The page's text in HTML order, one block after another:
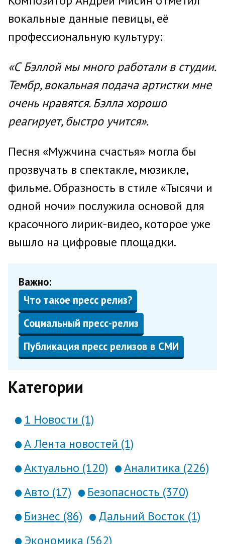
вокальные данные певицы, её
профессиональную культуру:
«С Бэллой мы много работали в студии.
Тембр, вокальная подача артистки мне
очень нравятся. Бэлла хорошо
реагирует, быстро учится».
Песня «Мужчина счастья» могла бы
прозвучать в спектакле, мюзикле,
фильме. Образность в стиле «Тысячи и
одной ночи» послужила основой для
красочного лирик-видео, которое уже
вышло на цифровые площадки.
Важно:
Что такое пресс релиз?
Социальный пресс-релиз
Публикация пресс релизов в СМИ
Категории
1 Новости (1)
А Лента новостей (1)
Актуально (120)
Аналитика (226)
Авто (17)
Безопасность (370)
Бизнес (86)
Дальний Восток (1)
Экономика (562)